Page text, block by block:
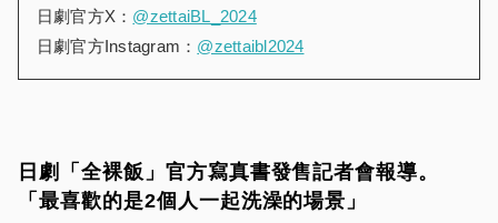
日劇官方X： @zettaiBL_2024
日劇官方Instagram： @zettaibl2024
日劇「全裸飯」官方寫真書發售記者會報導。
「最喜歡的是2個人一起洗澡的場景」